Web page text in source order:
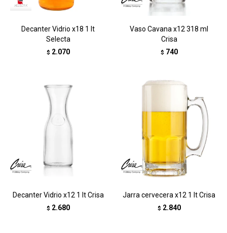
Decanter Vidrio x18 1 lt
Selecta
$ 2.070
Vaso Cavana x12 318 ml
Crisa
$ 740
Decanter Vidrio x12 1 lt Crisa
$ 2.680
Jarra cervecera x12 1 lt Crisa
$ 2.840